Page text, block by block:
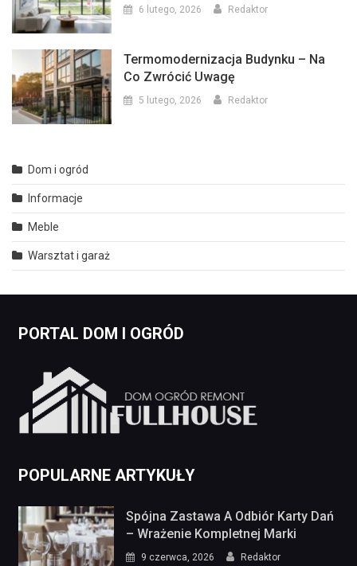
6 lutego, 2026 Redaktor
Termomodernizacja Budynku – Na
Co Zwrócić Uwagę
5 lutego, 2026 Redaktor
Dom i ogród
Informacje
Meble
Warsztat i garaż
PORTAL DOM I OGRÓD
POPULARNE ARTYKUŁY
Spójna Zastawa A Odbiór Karty Dań
– Wrażenie Kompletnej Marki
9 czerwca, 2026 Redaktor